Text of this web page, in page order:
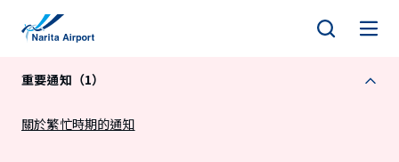
重要通知（1）
關於繁忙時期的通知